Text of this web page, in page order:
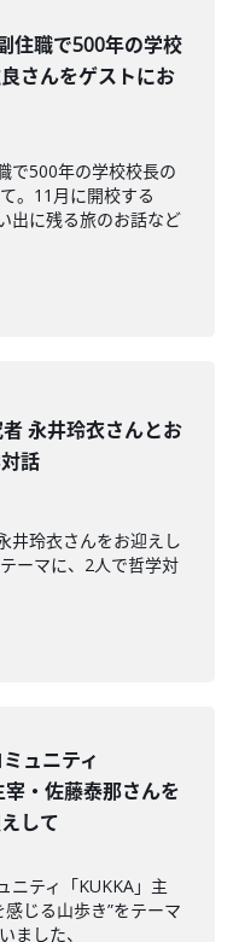
住職で500年の学校
さんをゲストにお
で500年の学校校長の
。11月に開校する
出に残る旅のお話など
永井玲衣さんとお
話
井玲衣さんをお迎えし
ーマに、2人で哲学対
ュニティ
宰・佐藤泰那さんを
して
ニティ「KUKKA」主
じる山歩き”をテーマ
ました、